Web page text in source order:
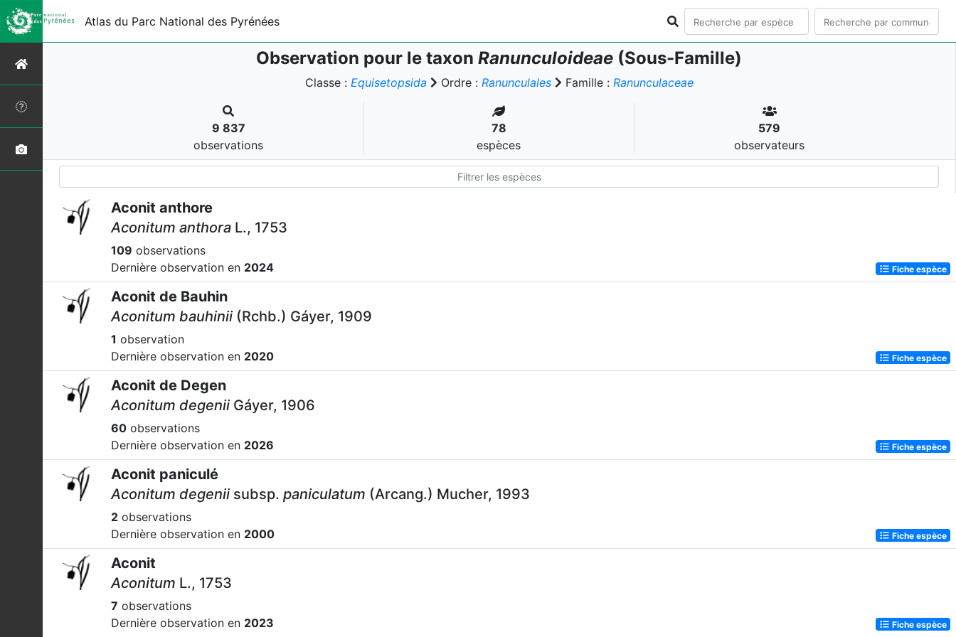
Atlas du Parc National des Pyrénées
Observation pour le taxon Ranunculoideae (Sous-Famille)
Classe : Equisetopsida Ordre : Ranunculales Famille : Ranunculaceae
9 837
observations
78
espèces
579
observateurs
Aconit anthore
Aconitum anthora L., 1753
109 observations
Dernière observation en 2024 Fiche espèce
Aconit de Bauhin
Aconitum bauhinii (Rchb.) Gáyer, 1909
1 observation
Dernière observation en 2020 Fiche espèce
Aconit de Degen
Aconitum degenii Gáyer, 1906
60 observations
Dernière observation en 2026 Fiche espèce
Aconit paniculé
Aconitum degenii subsp. paniculatum (Arcang.) Mucher, 1993
2 observations
Dernière observation en 2000 Fiche espèce
Aconit
Aconitum L., 1753
7 observations
Dernière observation en 2023 Fiche espèce